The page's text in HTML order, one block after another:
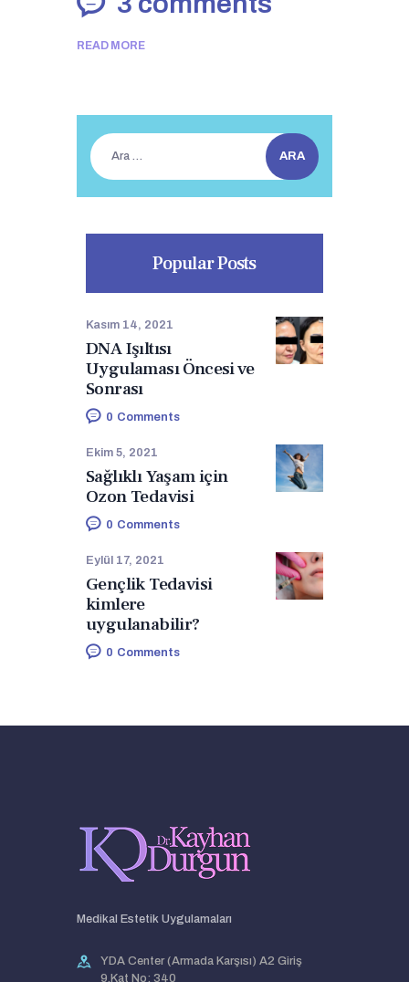
READ MORE
Arama:
Popular Posts
DNA Işıltısı
Uygulaması Öncesi ve
Sonrası
Kasım 14, 2021
0 Comments
Sağlıklı Yaşam için
Ozon Tedavisi
Ekim 5, 2021
0 Comments
Gençlik Tedavisi
kimlere
uygulanabilir?
Eylül 17, 2021
0 Comments
Medikal Estetik Uygulamaları
YDA Center (Armada Karşısı) A2 Giriş
9.Kat No: 340